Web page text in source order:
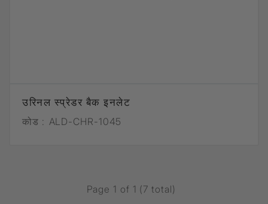
उरिनल स्प्रेडर बैक इनलेट
कोड : ALD-CHR-1045
Page 1 of 1 (7 total)